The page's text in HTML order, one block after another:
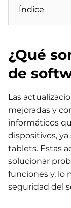
Índice
¿Qué
de
Las
mejoradas y
informáticos
dispositivos,
tablets. Estas
solucionar
funciones y, lo
seguridad del